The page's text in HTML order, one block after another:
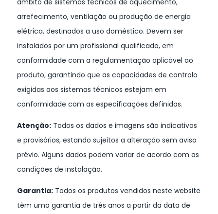
arrefecimento, ventilação ou produção de energia
elétrica, destinados a uso doméstico. Devem ser
instalados por um profissional qualificado, em
conformidade com a regulamentação aplicável ao
produto, garantindo que as capacidades de controlo
exigidas aos sistemas técnicos estejam em
conformidade com as especificações definidas.
Atenção: Todos os dados e imagens são indicativos
e provisórios, estando sujeitos a alteração sem aviso
prévio. Alguns dados podem variar de acordo com as
condições de instalação.
Garantia: Todos os produtos vendidos neste website
têm uma garantia de três anos a partir da data de